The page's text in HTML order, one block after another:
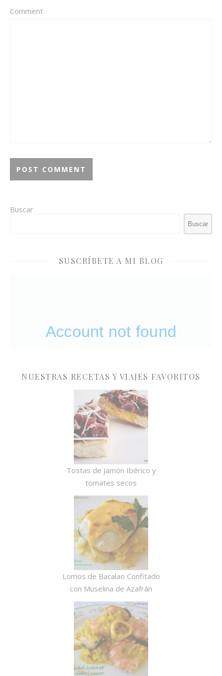
Comment
Buscar
Buscar
SUSCRÍBETE A MI BLOG
NUESTRAS RECETAS Y VIAJES FAVORITOS
Tostas de Jamón Ibérico y
tomates secos
Lomos de Bacalao Confitado
con Muselina de Azafrán